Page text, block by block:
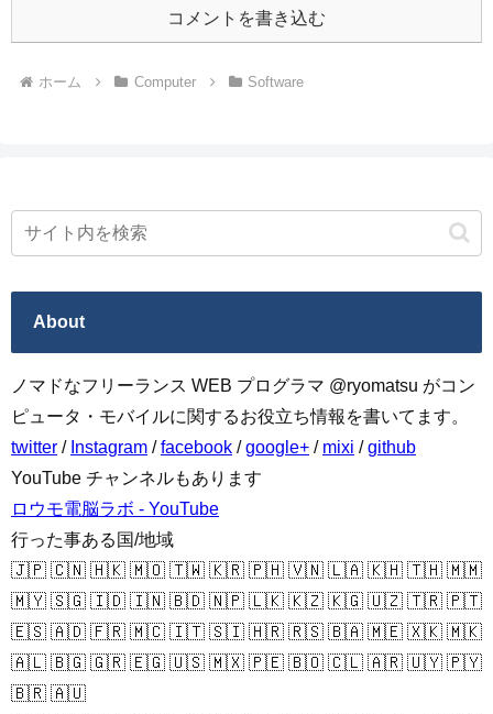
コメントを書き込む
ホーム Computer Software
About
ノマドなフリーランス WEB プログラマ @ryomatsu がコン
ピュータ・モバイルに関するお役立ち情報を書いてます。
twitter / Instagram /facebook /google+ / mixi /github
YouTube チャンネルもあります
ロウモ電脳ラボ - YouTube
行った事ある国/地域
🇯🇵 🇨🇳 🇭🇰 🇲🇴 🇹🇼 🇰🇷 🇵🇭 🇻🇳 🇱🇦 🇰🇭 🇹🇭 🇲🇲
🇲🇾 🇸🇬 🇮🇩 🇮🇳 🇧🇩 🇳🇵 🇱🇰 🇰🇿 🇰🇬 🇺🇿 🇹🇷 🇵🇹
🇪🇸 🇦🇩 🇫🇷 🇲🇨 🇮🇹 🇸🇮 🇭🇷 🇷🇸 🇧🇦 🇲🇪 🇽🇰 🇲🇰
🇦🇱 🇧🇬 🇬🇷 🇪🇬 🇺🇸 🇲🇽 🇵🇪 🇧🇴 🇨🇱 🇦🇷 🇺🇾 🇵🇾
🇧🇷 🇦🇺